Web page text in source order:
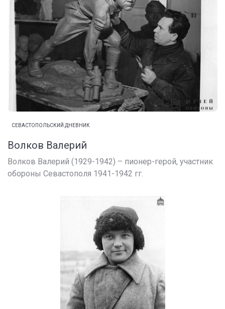
СЕВАСТОПОЛЬСКИЙ ДНЕВНИК
Волков Валерий
Волков Валерий (1929-1942) – пионер-герой, участник
обороны Севастополя 1941-1942 гг.